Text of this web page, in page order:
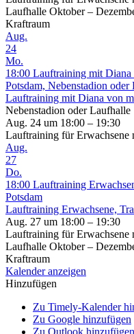
Laufhalle Oktober –
Kraftraum
Aug.
24
Mo.
18:00 Lauftraining mit Diana
Potsdam, Nebenstadion oder
Lauftraining mit Diana von
Nebenstadion oder Laufhalle
Aug. 24 um 18:00 – 19:30
Lauftraining für
Aug.
27
Do.
18:00 Lauftraining
Potsdam
Lauftraining Erwachsene,
Aug. 27 um 18:00 – 19:30
Lauftraining für Erwachsene
Laufhalle Oktober –
Kraftraum
Kalender anzeigen
Hinzufügen
Zu Timely-Kalender
Zu Google hinzufügen